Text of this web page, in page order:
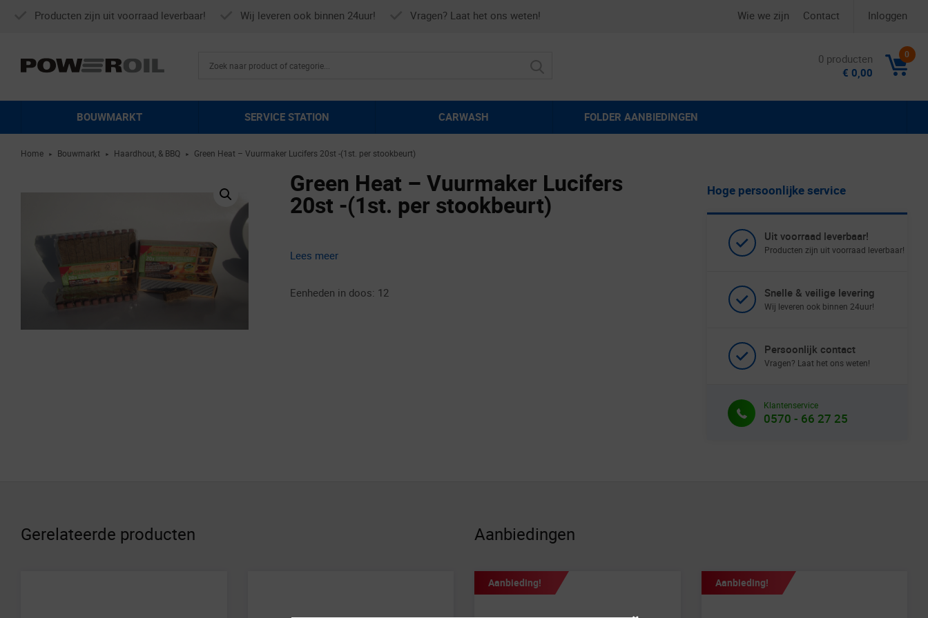
Producten zijn uit voorraad leverbaar! Wij leveren ook binnen 24uur! Vragen? Laat het ons weten! Wie we zijn Contact Inloggen
0
0 producten
€ 0,00
BOUWMARKT SERVICE STATION CARWASH FOLDER AANBIEDINGEN
Home ► Bouwmarkt ► Haardhout, & BBQ ► Green Heat – Vuurmaker Lucifers 20st -(1st. per stookbeurt)
Green Heat – Vuurmaker Lucifers
20st -(1st. per stookbeurt)
Lees meer
Eenheden in doos: 12
Hoge persoonlijke service
Uit voorraad leverbaar!
Producten zijn uit voorraad leverbaar!
Snelle & veilige levering
Wij leveren ook binnen 24uur!
Persoonlijk contact
Vragen? Laat het ons weten!
Klantenservice
0570 - 66 27 25
Gerelateerde producten Aanbiedingen
Aanbieding! Aanbieding!